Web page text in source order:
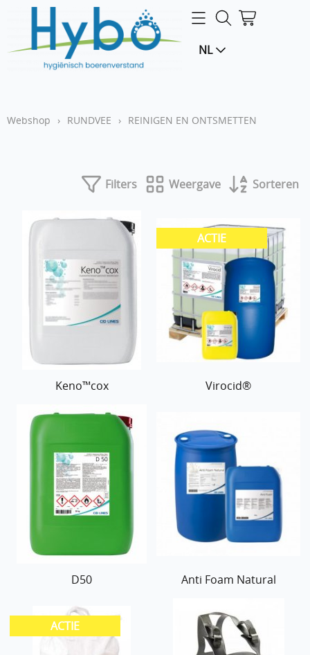
Webshop NL
Webshop › RUNDVEE › REINIGEN EN ONTSMETTEN
Filters Weergave Sorteren
Keno™cox Virocid®
D50 Anti Foam Natural